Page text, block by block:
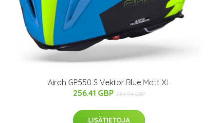
Airoh GP550 S Vektor Blue Matt XL
256.41 GBP 284.94 GBP
LISÄTIETOJA